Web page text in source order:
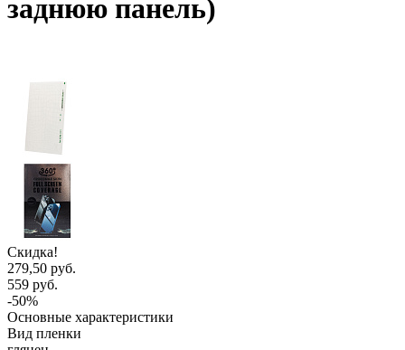
заднюю панель)
Скидка!
279,50 руб.
559 руб.
-50%
Основные характеристики
Вид пленки